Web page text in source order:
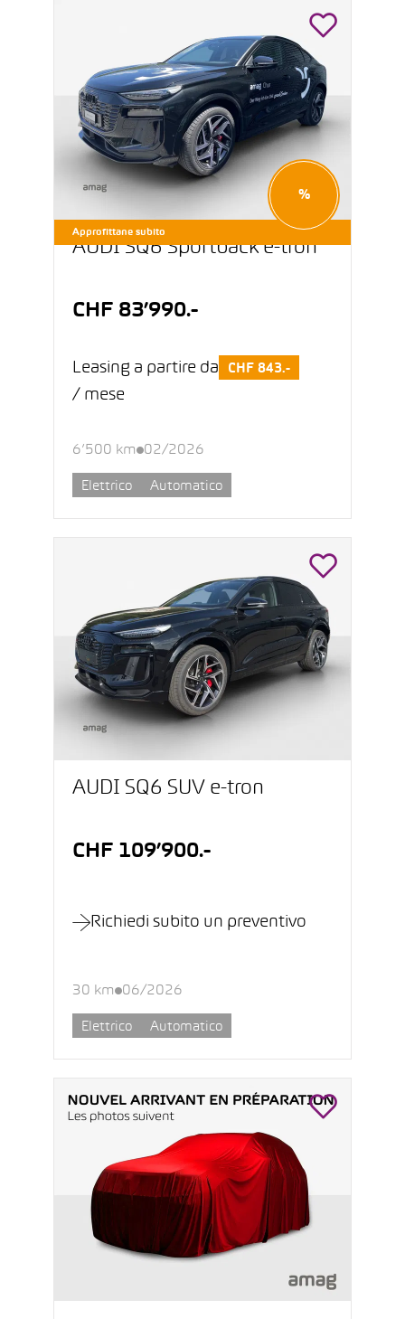
Approfittane subito
%
AUDI SQ6 Sportback e-tron
CHF 83’990.-
Leasing a partire da CHF 843.-
/ mese
6’500 km 02/2026
Elettrico Automatico
AUDI SQ6 SUV e-tron
CHF 109’900.-
Richiedi subito un preventivo
30 km 06/2026
Elettrico Automatico